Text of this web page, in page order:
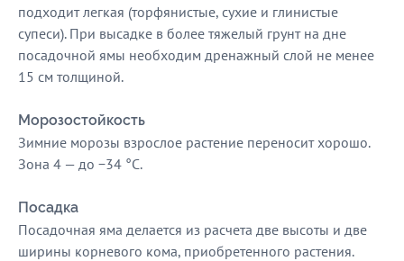
подходит легкая (торфянистые, сухие и глинистые
супеси). При высадке в более тяжелый грунт на дне
посадочной ямы необходим дренажный слой не менее
15 см толщиной.
Морозостойкость
Зимние морозы взрослое растение переносит хорошо.
Зона 4 — до −34 °C.
Посадка
Посадочная яма делается из расчета две высоты и две
ширины корневого кома, приобретенного растения.